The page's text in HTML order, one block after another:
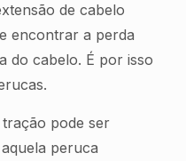
de cabelo
encontrar a perda
do cabelo. É por isso
pode ser
peruca